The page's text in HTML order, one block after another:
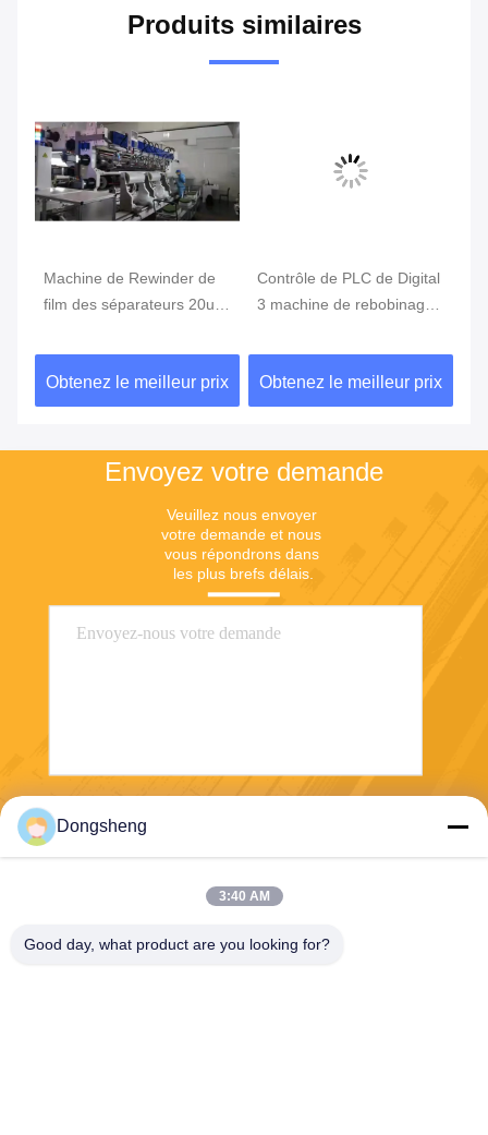
Produits similaires
Machine de Rewinder de
film des séparateurs 20um
Obtenez le meilleur prix
Contrôle de PLC de Digital
3 machine de rebobinage
650mm, machine de
Rewinder de découpeuse
Obtenez le meilleur prix
Envoyez votre demande
Veuillez nous envoyer
votre demande et nous
vous répondrons dans
les plus brefs délais.
Dongsheng
3:40 AM
Good day, what product are you looking for?